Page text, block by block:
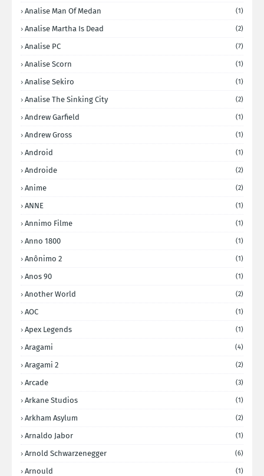
Analise Man Of Medan (1)
Analise Martha Is Dead (2)
Analise PC (7)
Analise Scorn (1)
Analise Sekiro (1)
Analise The Sinking City (2)
Andrew Garfield (1)
Andrew Gross (1)
Android (1)
Androide (2)
Anime (2)
ANNE (1)
Annimo Filme (1)
Anno 1800 (1)
Anônimo 2 (1)
Anos 90 (1)
Another World (2)
AOC (1)
Apex Legends (1)
Aragami (4)
Aragami 2 (2)
Arcade (3)
Arkane Studios (1)
Arkham Asylum (2)
Arnaldo Jabor (1)
Arnold Schwarzenegger (6)
Arnould (1)